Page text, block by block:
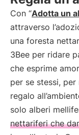
Con “Adotta un
attraverso
una foresta
3Bee per ridare
che esprime
per se stessi,
regalo
solo alberi
nettariferi che